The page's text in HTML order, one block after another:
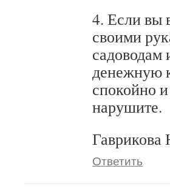
4. Если вы
своими
денежную
спокойно
нарушите.
Гаврикова
Ответить